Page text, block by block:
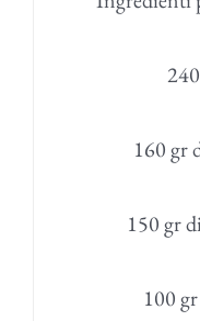
160 gr
150 gr
100